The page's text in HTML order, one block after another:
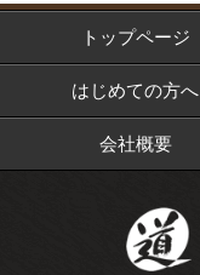
トップページ
はじめての方へ
会社概要